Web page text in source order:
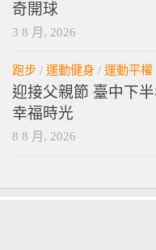
奇開球
3 8 月, 2026
跑步 / 運動健身 / 運動平權
迎接父親節 臺中下
幸福時光
8 8 月, 2026